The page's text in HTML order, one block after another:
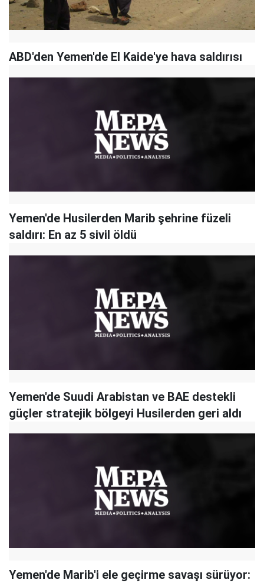
ABD'den Yemen'de El Kaide'ye hava saldırısı
Yemen'de Husilerden Marib şehrine füzeli
saldırı: En az 5 sivil öldü
Yemen'de Suudi Arabistan ve BAE destekli
güçler stratejik bölgeyi Husilerden geri aldı
Yemen'de Marib'i ele geçirme savaşı sürüyor: